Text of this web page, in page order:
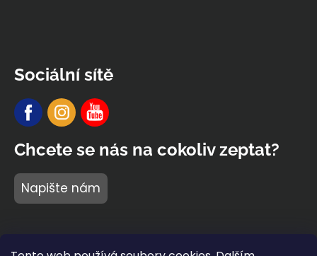
Sociální sítě
Chcete se nás na cokoliv zeptat?
Napište nám